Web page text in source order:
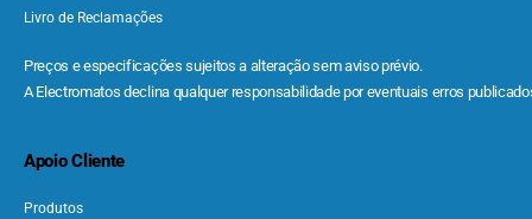
Livro de Reclamações
Preços e especificações sujeitos a alteração sem aviso prévio.
A Electromatos declina qualquer responsabilidade por eventuais erros
Apoio Cliente
Produtos